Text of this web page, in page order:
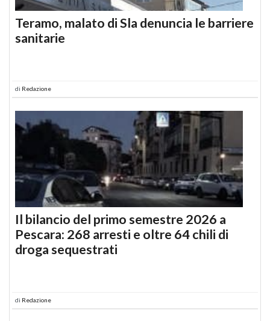
Teramo, malato di Sla denuncia le barriere
sanitarie
di Redazione
Il bilancio del primo semestre 2026 a
Pescara: 268 arresti e oltre 64 chili di
droga sequestrati
di Redazione